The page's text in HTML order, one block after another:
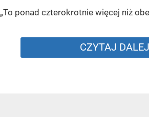
„To ponad czterokrotnie więcej niż
CZYTAJ DALEJ